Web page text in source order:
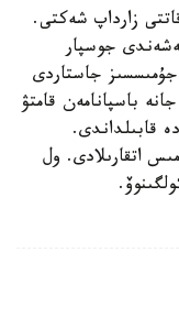
زارداپ شەكتى.
جوسپار
جاستاردى
باسپانامەن قامتۋ
قابىلداندى.
اتقارىلادى. ول